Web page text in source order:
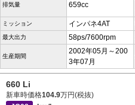
排気量 659cc
ミッション インパネ4AT
最大出力 58ps/7600rpm
生産期間
2002年05月～200
3年07月
660 Li
新車時価格104.9万円(税抜)